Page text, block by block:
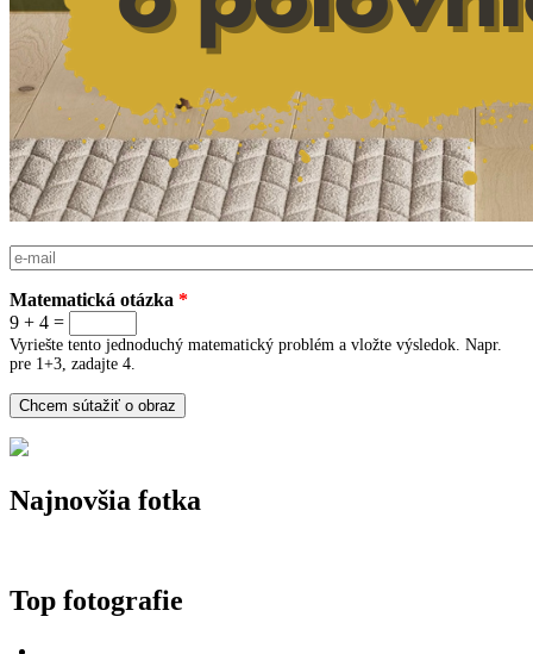
E-mail
Matematická otázka *
9 + 4 =
Vyriešte tento jednoduchý matematický problém a vložte výsledok. Napr.
pre 1+3, zadajte 4.
Najnovšia fotka
Top fotografie